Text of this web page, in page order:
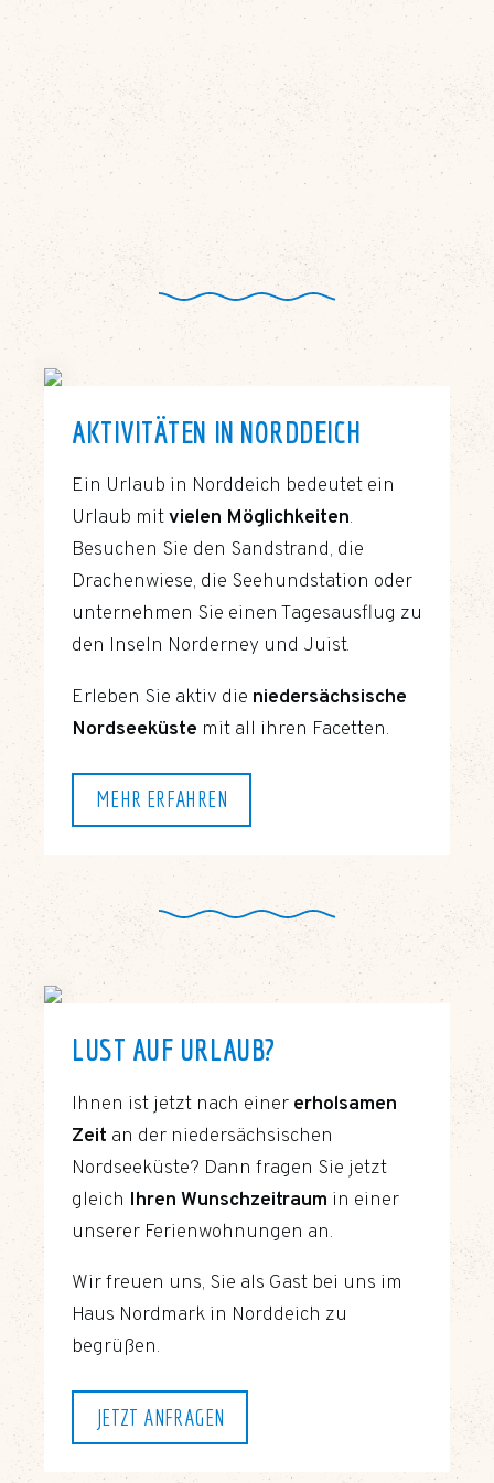
AKTIVITÄTEN IN NORDDEICH
Ein Urlaub in Norddeich bedeutet ein
Urlaub mitvielen Möglichkeiten.
Besuchen Sie den Sandstrand, die
Drachenwiese, die Seehundstation oder
unternehmen Sie einen Tagesausflug zu
den Inseln Norderney und Juist.
Erleben Sie aktiv die niedersächsische
Nordseeküste mit all ihren Facetten.
MEHR ERFAHREN
LUST AUF URLAUB?
Ihnen ist jetzt nach einer erholsamen
Zeit an der niedersächsischen
Nordseeküste? Dann fragen Sie jetzt
gleich Ihren Wunschzeitraum in einer
unserer Ferienwohnungen an.
Wir freuen uns, Sie als Gast bei uns im
Haus Nordmark in Norddeich zu
begrüßen.
JETZT ANFRAGEN